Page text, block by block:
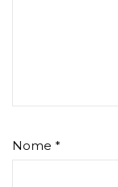
Nome *